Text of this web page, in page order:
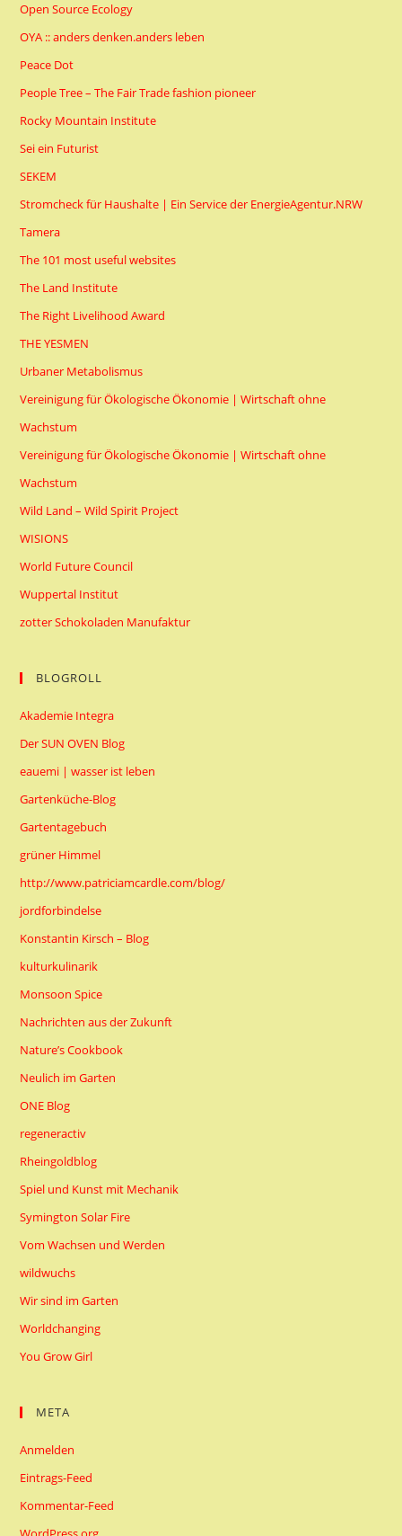
Open Source Ecology
OYA :: anders denken.anders leben
Peace Dot
People Tree – The Fair Trade fashion pioneer
Rocky Mountain Institute
Sei ein Futurist
SEKEM
Stromcheck für Haushalte | Ein Service der EnergieAgentur.NRW
Tamera
The 101 most useful websites
The Land Institute
The Right Livelihood Award
THE YESMEN
Urbaner Metabolismus
Vereinigung für Ökologische Ökonomie | Wirtschaft ohne
Wachstum
Vereinigung für Ökologische Ökonomie | Wirtschaft ohne
Wachstum
Wild Land – Wild Spirit Project
WISIONS
World Future Council
Wuppertal Institut
zotter Schokoladen Manufaktur
BLOGROLL
Akademie Integra
Der SUN OVEN Blog
eauemi | wasser ist leben
Gartenküche-Blog
Gartentagebuch
grüner Himmel
http://www.patriciamcardle.com/blog/
jordforbindelse
Konstantin Kirsch – Blog
kulturkulinarik
Monsoon Spice
Nachrichten aus der Zukunft
Nature’s Cookbook
Neulich im Garten
ONE Blog
regeneractiv
Rheingoldblog
Spiel und Kunst mit Mechanik
Symington Solar Fire
Vom Wachsen und Werden
wildwuchs
Wir sind im Garten
Worldchanging
You Grow Girl
META
Anmelden
Eintrags-Feed
Kommentar-Feed